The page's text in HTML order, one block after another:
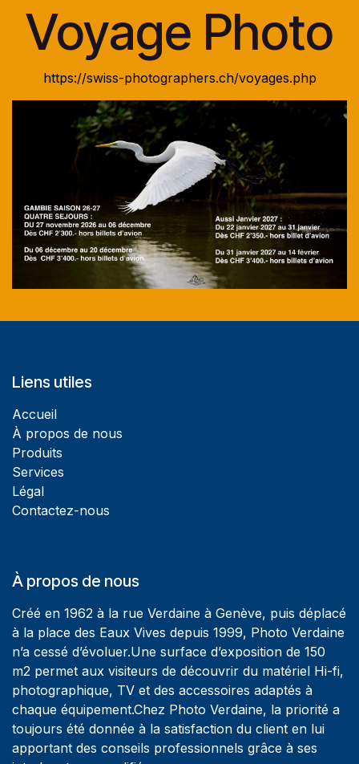
Voyage Photo
https://swiss-photographers.ch/voyages.php
Liens utiles
Accueil
À propos de nous
Produits
Services
Légal
Contactez-nous
À propos de nous
Créé en 1962 à la rue Verdaine à Genève, puis déplacé
à la place des Eaux Vives depuis 1999, Photo Verdaine
n’a cessé d’évoluer.Une surface d’exposition de 150
m2 permet aux visiteurs de découvrir du matériel Hi-fi,
photographique, TV et des accessoires adaptés à
chaque équipement.Chez Photo Verdaine, la priorité a
toujours été donnée à la satisfaction du client en lui
apportant des conseils professionnels grâce à ses